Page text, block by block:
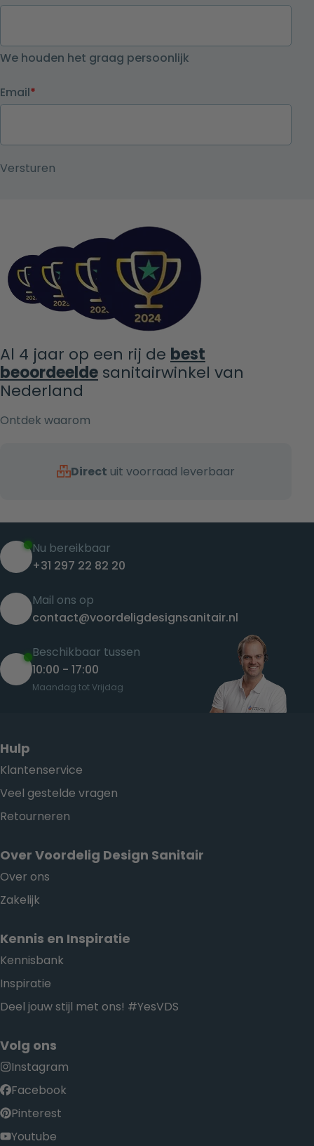
We houden het graag persoonlijk
Email*
Al 4 jaar op een rij de best
beoordeelde sanitairwinkel van
Nederland
Ontdek waarom
Direct uit voorraad leverbaar
Nu bereikbaar
+31 297 22 82 20
Mail ons op
contact@voordeligdesignsanitair.nl
Beschikbaar tussen
10:00 - 17:00
Maandag tot Vrijdag
Hulp
Klantenservice
Veel gestelde vragen
Retourneren
Over Voordelig Design Sanitair
Over ons
Zakelijk
Kennis en Inspiratie
Kennisbank
Inspiratie
Deel jouw stijl met ons! #YesVDS
Volg ons
Instagram
Facebook
Pinterest
Youtube